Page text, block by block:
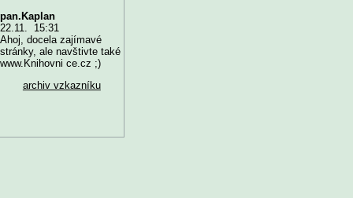
pan.Kaplan
22.11. 15:31
Ahoj, docela zajímavé
stránky, ale navštivte také
www.Knihovni ce.cz ;)
archiv vzkazníku